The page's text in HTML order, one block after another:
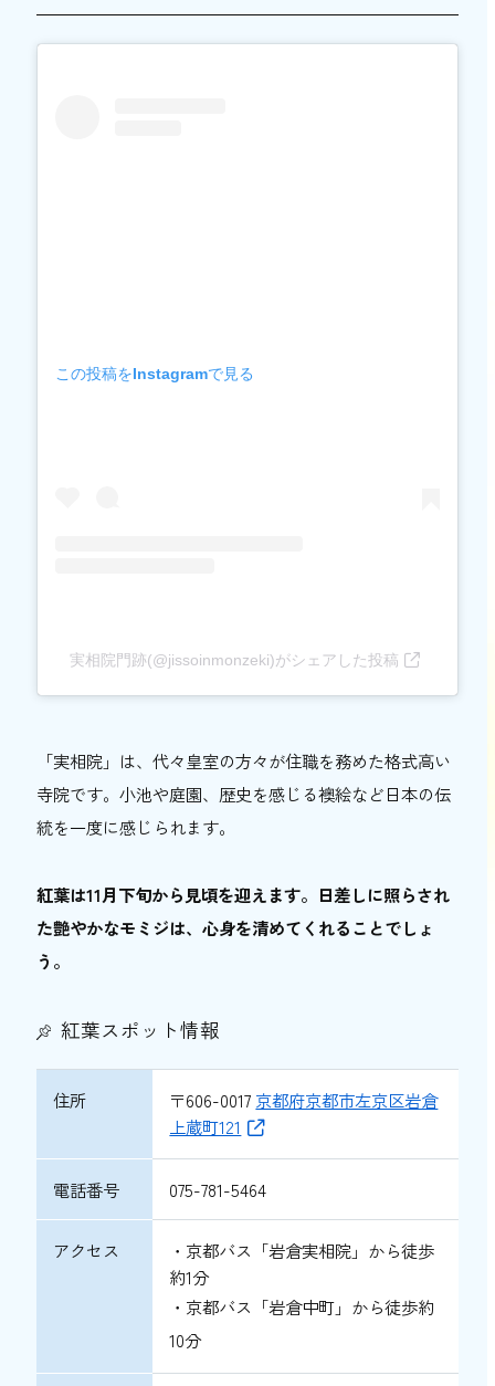
この投稿をInstagramで見る
実相院門跡(@jissoinmonzeki)がシェアした投稿
「実相院」は、代々皇室の方々が住職を務めた格式高い
寺院です。小池や庭園、歴史を感じる襖絵など日本の伝
統を一度に感じられます。
紅葉は11月下旬から見頃を迎えます。日差しに照らされ
た艶やかなモミジは、心身を清めてくれることでしょ
う。
紅葉スポット情報
住所 〒606-0017 京都府京都市左京区岩倉
上蔵町121
電話番号 075-781-5464
アクセス
・京都バス「岩倉実相院」から徒歩
約1分
・京都バス「岩倉中町」から徒歩約
10分